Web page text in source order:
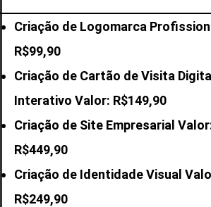
Criação de Logomarca
R$99,90
Criação de Cartão de Visita
Interativo Valor: R$149,90
Criação de Site Empresarial
R$449,90
Criação de Identidade Visual
R$249,90